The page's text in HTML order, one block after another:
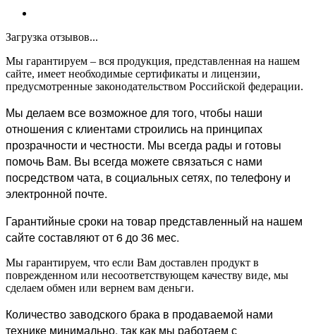
Загрузка отзывов...
Мы гарантируем – вся продукция, представленная на нашем
сайте, имеет необходимые сертификаты и лицензии,
предусмотренные законодательством Российской федерации.
Мы делаем все возможное для того, чтобы наши
отношения с клиентами строились на принципах
прозрачности и честности. Мы всегда рады и готовы
помочь Вам. Вы всегда можете связаться с нами
посредством чата, в социальных сетях, по телефону и
электронной почте.
Гарантийные сроки на товар представленный на нашем
сайте составляют от 6 до 36 мес.
Мы гарантируем, что если Вам доставлен продукт в
поврежденном или несоответствующем качеству виде, мы
сделаем обмен или вернем вам деньги.
Количество заводского брака в продаваемой нами
технике минимально, так как мы работаем с